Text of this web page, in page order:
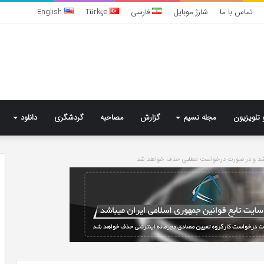
تماس با ما شارژ موبایل فارسی Türkçe
English
تلویزیون مجله نسیم گزارش مصاحبه گردشگری دانلود
و در صورت درخواست مطلبی حذف خواهد شد
کلینیک
زیبایی
در
فردیس
کرج؛
5 روز پیش